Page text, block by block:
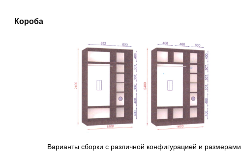
Короба
Варианты сборки с различной конфигурацией и размерами